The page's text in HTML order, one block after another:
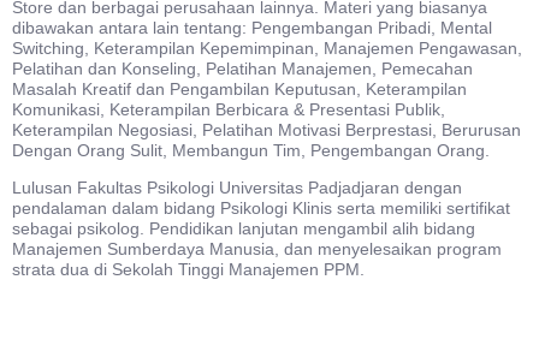
Store dan berbagai perusahaan lainnya. Materi yang biasanya
dibawakan antara lain tentang: Pengembangan Pribadi, Mental
Switching, Keterampilan Kepemimpinan, Manajemen Pengawasan,
Pelatihan dan Konseling, Pelatihan Manajemen, Pemecahan
Masalah Kreatif dan Pengambilan Keputusan, Keterampilan
Komunikasi, Keterampilan Berbicara & Presentasi Publik,
Keterampilan Negosiasi, Pelatihan Motivasi Berprestasi, Berurusan
Dengan Orang Sulit, Membangun Tim, Pengembangan Orang.
Lulusan Fakultas Psikologi Universitas Padjadjaran dengan
pendalaman dalam bidang Psikologi Klinis serta memiliki sertifikat
sebagai psikolog. Pendidikan lanjutan mengambil alih bidang
Manajemen Sumberdaya Manusia, dan menyelesaikan program
strata dua di Sekolah Tinggi Manajemen PPM.